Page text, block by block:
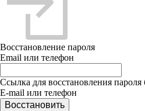
Восстановление пароля
Email или телефон
Ссылка для восстановления
E-mail или телефон